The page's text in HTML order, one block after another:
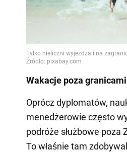
Wakacje poza granicami
Oprócz dyplomatów,
menedżerowie często
podróże służbowe poza
To właśnie tam